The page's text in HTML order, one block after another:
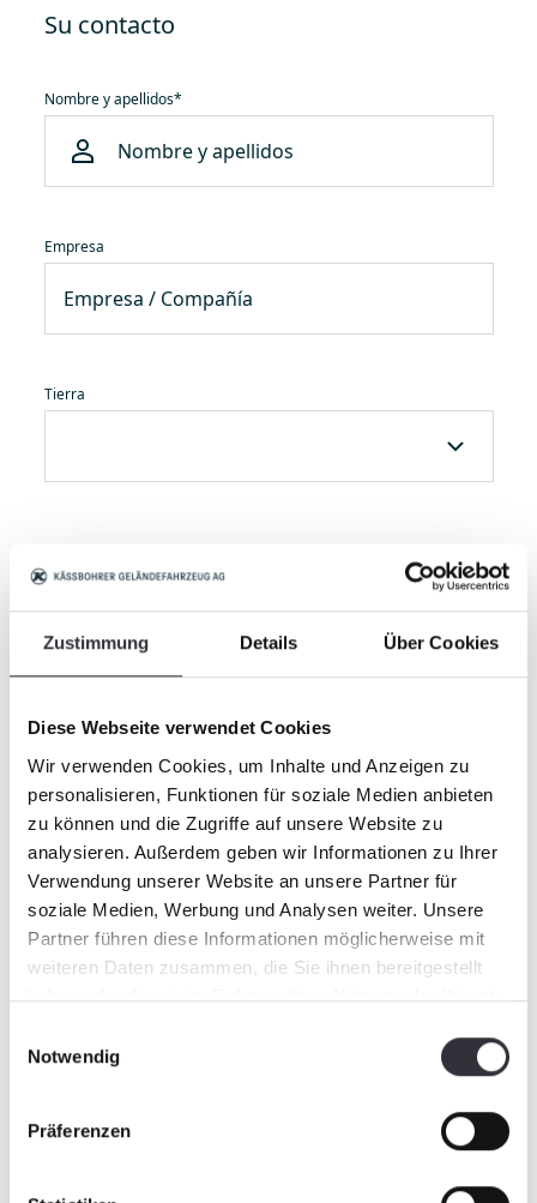
Zustimmung Details Über Cookies
Diese Webseite verwendet Cookies
Wir verwenden Cookies, um Inhalte und Anzeigen zu
personalisieren, Funktionen für soziale Medien anbieten
zu können und die Zugriffe auf unsere Website zu
analysieren. Außerdem geben wir Informationen zu Ihrer
Verwendung unserer Website an unsere Partner für
soziale Medien, Werbung und Analysen weiter. Unsere
Partner führen diese Informationen möglicherweise mit
weiteren Daten zusammen, die Sie ihnen bereitgestellt
haben oder die sie im Rahmen Ihrer Nutzung der Dienste
Notwendig
Präferenzen
Su contacto
Nombre y apellidos*
Empresa
Tierra
¿Cómo podemos ponernos en contacto
con usted?
teléfono